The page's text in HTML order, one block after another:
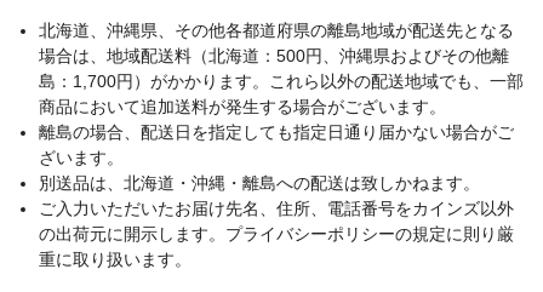
北海道、沖縄県、その他各都道府県の離島地域が配送先となる
場合は、地域配送料（北海道：500円、沖縄県およびその他離
島：1,700円）がかかります。これら以外の配送地域でも、一部
商品において追加送料が発生する場合がございます。
離島の場合、配送日を指定しても指定日通り届かない場合がご
ざいます。
別送品は、北海道・沖縄・離島への配送は致しかねます。
ご入力いただいたお届け先名、住所、電話番号をカインズ以外
の出荷元に開示します。プライバシーポリシーの規定に則り厳
重に取り扱います。